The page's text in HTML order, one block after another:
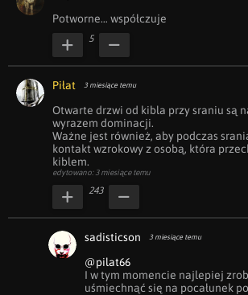
Potworne… współczuje
5
Piłat 3 miesiące temu
Otwarte drzwi od kibla przy sraniu są
wyrazem dominacji.
Ważne jest również, aby podczas
kontakt wzrokowy z osobą, która
kiblem.
edytowano: 3 miesiące temu
243
sadisticson 3 miesiące temu
@pilat66
I w tym momencie najlepiej
uśmiechnąć się na pocałunek